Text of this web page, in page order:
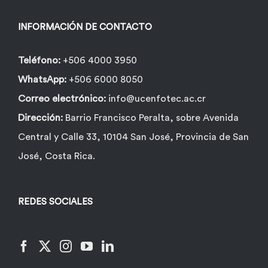
de
producto
INFORMACIÓN DE CONTACTO
Teléfono: +506 4000 3950
WhatsApp: +506 6000 8050
Correo electrónico: info@ucenfotec.ac.cr
Dirección: Barrio Francisco Peralta, sobre Avenida
Central y Calle 33, 10104 San José, Provincia de San
José, Costa Rica.
REDES SOCIALES